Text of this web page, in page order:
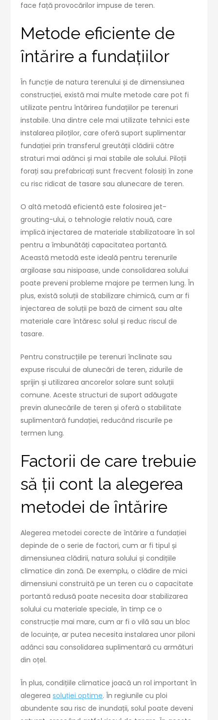
face față provocărilor impuse de teren.
Metode eficiente de
întărire a fundațiilor
În funcție de natura terenului și de dimensiunea
construcției, există mai multe metode care pot fi
utilizate pentru întărirea fundațiilor pe terenuri
instabile. Una dintre cele mai utilizate tehnici este
instalarea piloților, care oferă suport suplimentar
fundației prin transferul greutății clădirii către
straturi mai adânci și mai stabile ale solului. Piloții
forați sau prefabricați sunt frecvent folosiți în zone
cu risc ridicat de tasare sau alunecare de teren.
O altă metodă eficientă este folosirea jet-
grouting-ului, o tehnologie relativ nouă, care
implică injectarea de materiale stabilizatoare în sol
pentru a îmbunătăți capacitatea portantă.
Această metodă este ideală pentru terenurile
argiloase sau nisipoase, unde consolidarea solului
poate preveni probleme majore pe termen lung. În
plus, există soluții de stabilizare chimică, cum ar fi
injectarea de soluții pe bază de ciment sau alte
materiale care întăresc solul și reduc riscul de
tasare.
Pentru construcțiile pe terenuri înclinate sau
expuse riscului de alunecări de teren, zidurile de
sprijin și utilizarea ancorelor solare sunt soluții
comune. Aceste structuri de suport adăugate
previn alunecările de teren și oferă o stabilitate
suplimentară fundației, reducând riscurile pe
termen lung.
Factorii de care trebuie
să ții cont la alegerea
metodei de întărire
Alegerea metodei corecte de întărire a fundației
depinde de o serie de factori, cum ar fi tipul și
dimensiunea clădirii, natura solului și condițiile
climatice din zonă. De exemplu, o clădire de mici
dimensiuni construită pe un teren cu o capacitate
portantă redusă poate necesita doar stabilizarea
solului cu materiale speciale, în timp ce o
construcție mai mare, cum ar fi o vilă sau un bloc
de locuințe, ar putea necesita instalarea unor piloni
adânci sau consolidarea suplimentară cu armături
din oțel.
În plus, condițiile climatice joacă un rol important în
alegereasoluției optime. În regiunile cu ploi
abundente sau risc de inundații, solul poate deveni